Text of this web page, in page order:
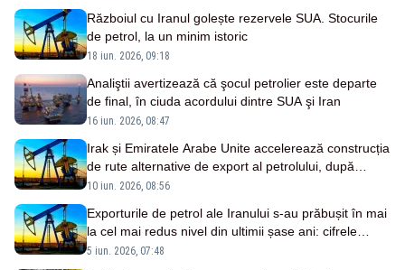
Războiul cu Iranul golește rezervele SUA. Stocurile
de petrol, la un minim istoric
18 iun. 2026, 09:18
Analiştii avertizează că şocul petrolier este departe
de final, în ciuda acordului dintre SUA şi Iran
16 iun. 2026, 08:47
Irak și Emiratele Arabe Unite accelerează construcția
de rute alternative de export al petrolului, după
blocarea Strâmtorii Ormuz
10 iun. 2026, 08:56
Exporturile de petrol ale Iranului s-au prăbușit în mai
la cel mai redus nivel din ultimii șase ani: cifrele
momentului
5 iun. 2026, 07:48